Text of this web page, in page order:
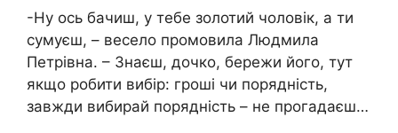
-Ну ось бачиш, у тебе золотий чоловік, а ти
сумуєш, – весело промовила Людмила
Петрівна. – Знаєш, дочко, бережи його, тут
якщо робити вибір: гроші чи порядність,
завжди вибирай порядність – не прогадаєш…